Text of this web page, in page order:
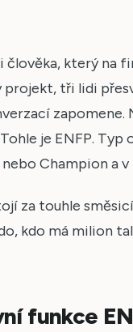
člověka, který na
projekt, tři lidi
zapomene.
je ENFP.
Champion a
za touhle
kdo má milion
funkce